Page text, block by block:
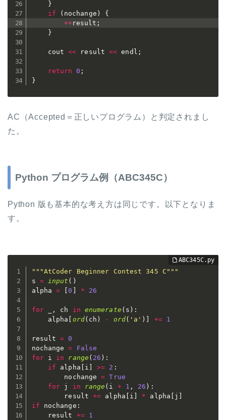
}
if
( nochange )
{
++result ;
}
	cout
<< result << endl ;
return 0 ;
}
AC（Accepted＝正しいプログラム）と判定されまし
た。
Python プログラム例（ABC345C）
Python 版も基本的な考え方は同じです。以下となりま
す。
"""AtCoder Beginner Contest 345 C"""
s = input ( )
alpha = [0 * 26
for _ , ch in enumerate ( s ) :
    alpha
ord( ch ) - ord( 'a' ) += 1
result = 0
nochange =
False
for i in range ( 26 ) :
if alpha i >= 2 :
        nochange
= True
for j in range ( i + 1 , 26 ) :
        result
+= alpha i * alpha j
if nochange :
    result
+= 1